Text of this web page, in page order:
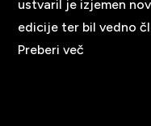
ustvaril je izjemen
edicije ter bil vedno
Preberi več